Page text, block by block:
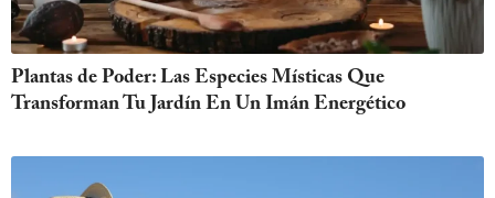
Plantas de Poder: Las Especies Místicas Que
Transforman Tu Jardín En Un Imán Energético